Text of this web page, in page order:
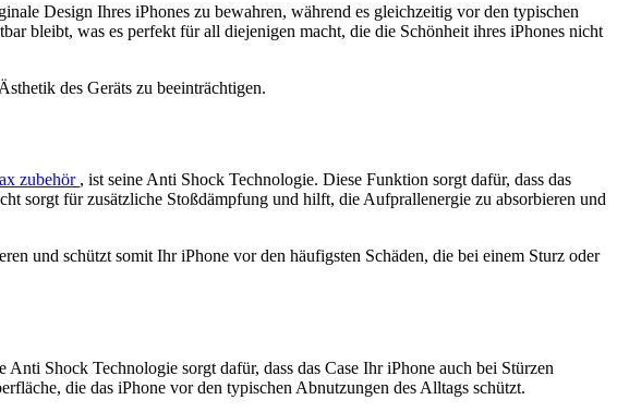
Design Ihres iPhones zu bewahren, während es gleichzeitig vor den typischen
bleibt, was es perfekt für all diejenigen macht, die die Schönheit ihres iPhones nicht
des Geräts zu beeinträchtigen.
zubehör , ist seine Anti Shock Technologie. Diese Funktion sorgt dafür, dass das
sorgt für zusätzliche Stoßdämpfung und hilft, die Aufprallenergie zu absorbieren und
und schützt somit Ihr iPhone vor den häufigsten Schäden, die bei einem Sturz oder
Shock Technologie sorgt dafür, dass das Case Ihr iPhone auch bei Stürzen
die das iPhone vor den typischen Abnutzungen des Alltags schützt.